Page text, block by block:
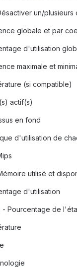
un/plusieurs
globale et par
d'utilisation
maximale et
(si compatible)
actif(s)
en fond
d'utilisation de
utilisé et
d'utilisation
- Pourcentage de